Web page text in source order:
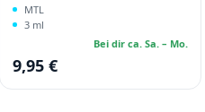
MTL
3 ml
Bei dir ca. Sa. – Mo.
Regulärer Preis:
9,95 €